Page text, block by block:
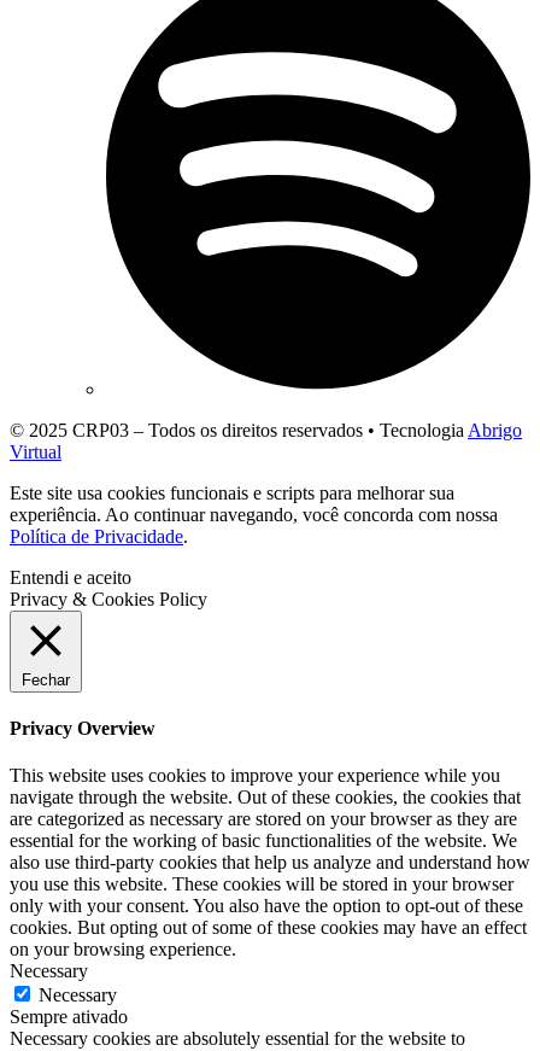
© 2025 CRP03 – Todos os direitos reservados • Tecnologia Abrigo
Virtual
Este site usa cookies funcionais e scripts para melhorar sua
experiência. Ao continuar navegando, você concorda com nossa
Política de Privacidade.
Entendi e aceito
Privacy & Cookies Policy
Fechar
Privacy Overview
This website uses cookies to improve your experience while you
navigate through the website. Out of these cookies, the cookies that
are categorized as necessary are stored on your browser as they are
essential for the working of basic functionalities of the website. We
also use third-party cookies that help us analyze and understand how
you use this website. These cookies will be stored in your browser
only with your consent. You also have the option to opt-out of these
cookies. But opting out of some of these cookies may have an effect
on your browsing experience.
Necessary
Necessary
Sempre ativado
Necessary cookies are absolutely essential for the website to